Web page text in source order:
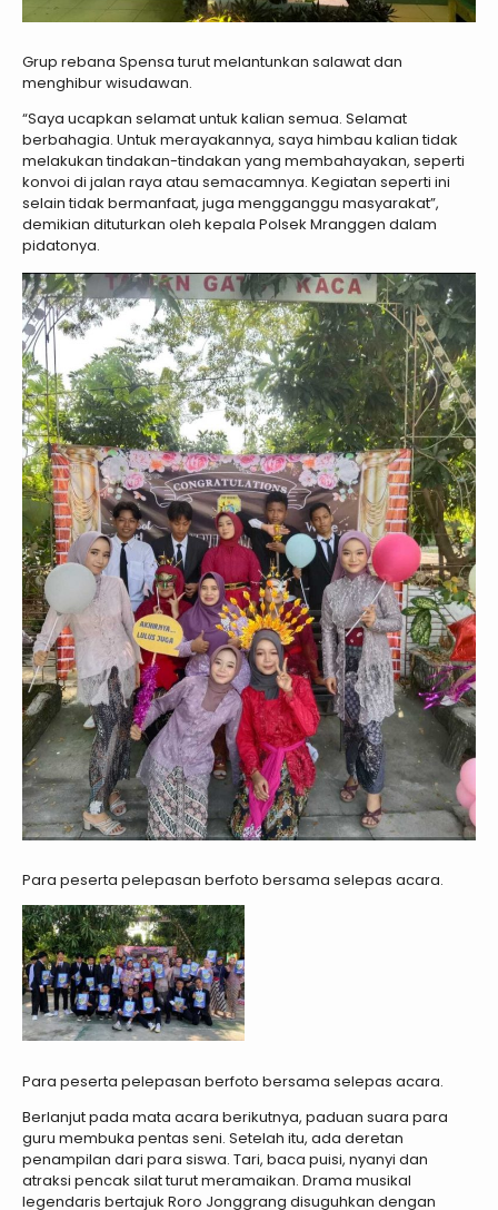
Grup rebana Spensa turut melantunkan salawat dan
menghibur wisudawan.
“Saya ucapkan selamat untuk kalian semua. Selamat
berbahagia. Untuk merayakannya, saya himbau kalian tidak
melakukan tindakan-tindakan yang membahayakan, seperti
konvoi di jalan raya atau semacamnya. Kegiatan seperti ini
selain tidak bermanfaat, juga mengganggu masyarakat”,
demikian dituturkan oleh kepala Polsek Mranggen dalam
pidatonya.
Para peserta pelepasan berfoto bersama selepas acara.
Para peserta pelepasan berfoto bersama selepas acara.
Berlanjut pada mata acara berikutnya, paduan suara para
guru membuka pentas seni. Setelah itu, ada deretan
penampilan dari para siswa. Tari, baca puisi, nyanyi dan
atraksi pencak silat turut meramaikan. Drama musikal
legendaris bertajuk Roro Jonggrang disuguhkan dengan